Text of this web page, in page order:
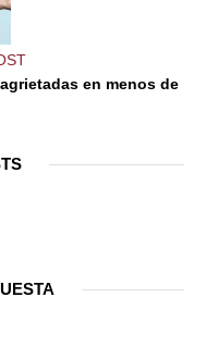
en menos de